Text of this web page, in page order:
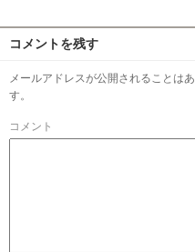
コメントを残す
メールアドレスが公開されることは
す。
コメント